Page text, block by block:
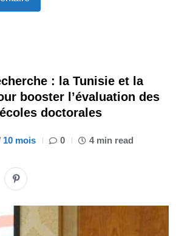
: la Tunisie et la
booster l’évaluation des
doctorales
10 mois 0 4 min read